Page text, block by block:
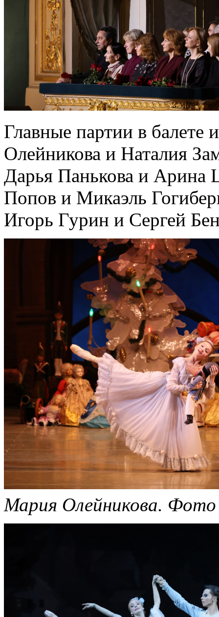
Главные партии в
Олейникова и Наталия
Дарья Панькова и Арина
Попов и Микаэль
Игорь Гурин и Сергей
Мария Олейникова. Фото